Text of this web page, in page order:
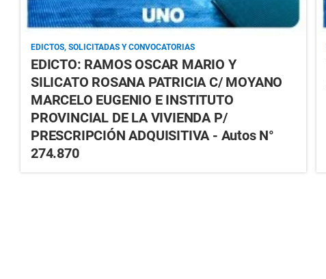
EDICTOS, SOLICITADAS Y CONVOCATORIAS
EDICTO: RAMOS OSCAR MARIO Y
SILICATO ROSANA PATRICIA C/ MOYANO
MARCELO EUGENIO E INSTITUTO
PROVINCIAL DE LA VIVIENDA P/
PRESCRIPCIÓN ADQUISITIVA - Autos N°
274.870